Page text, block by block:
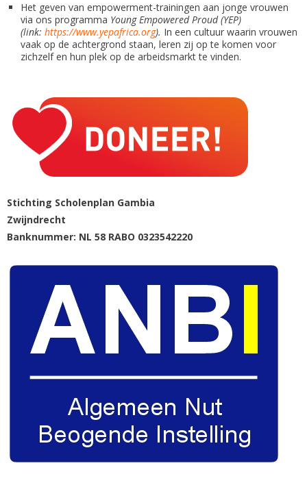
Het geven van empowerment-trainingen aan jonge vrouwen
via ons programma Young Empowered Proud (YEP)
(link: https://www.yepafrica.org). In een cultuur waarin vrouwen
vaak op de achtergrond staan, leren zij op te komen voor
zichzelf en hun plek op de arbeidsmarkt te vinden.
Stichting Scholenplan Gambia
Zwijndrecht
Banknummer: NL 58 RABO 0323542220